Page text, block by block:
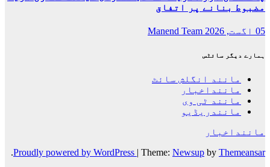
مضبوط بنانے پر اتفاق
05 اگست, 2026 Manend Team
ہمارے دیگر سائٹس
مانند انگلش سائٹ
ماننداخبار
مانند ٹی وی
مانندریڈیو
ماننداخبار
Proudly powered by WordPress | Theme: Newsup by Themeansar
.